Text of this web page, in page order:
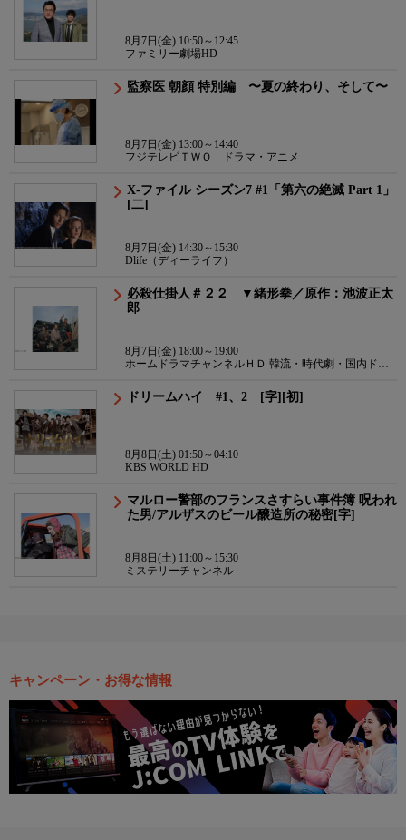
8月7日(金) 10:50～12:45
ファミリー劇場HD
監察医 朝顔 特別編 〜夏の終わり、そして〜
8月7日(金) 13:00～14:40
フジテレビＴＷＯ ドラマ・アニメ
X-ファイル シーズン7 #1「第六の絶滅 Part 1」
[二]
8月7日(金) 14:30～15:30
Dlife（ディーライフ）
必殺仕掛人＃２２ ▼緒形拳／原作：池波正太
郎
8月7日(金) 18:00～19:00
ホームドラマチャンネルＨＤ 韓流・時代劇・国内ドラ
ドリームハイ #1、2 [字][初]
8月8日(土) 01:50～04:10
KBS WORLD HD
マルロー警部のフランスさすらい事件簿 呪われ
た男/アルザスのビール醸造所の秘密[字]
8月8日(土) 11:00～15:30
ミステリーチャンネル
キャンペーン・お得な情報